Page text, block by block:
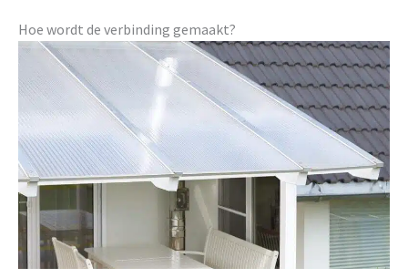
Hoe wordt de verbinding gemaakt?